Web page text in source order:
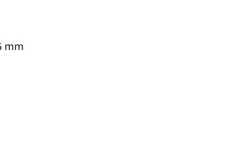
mm